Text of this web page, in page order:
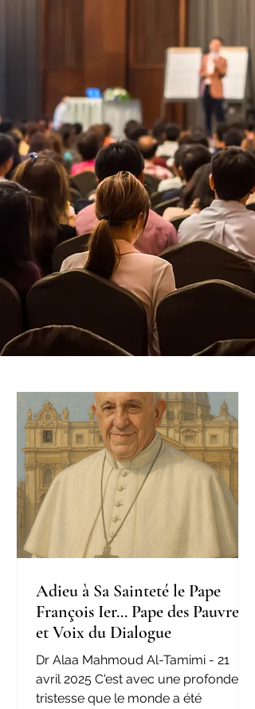
Adieu à Sa Sainteté le Pape
François Ier... Pape des Pauvres
et Voix du Dialogue
Dr Alaa Mahmoud Al-Tamimi - 21
avril 2025 C'est avec une profonde
tristesse que le monde a été